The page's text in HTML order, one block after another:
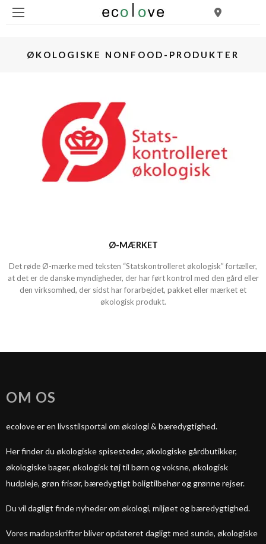
ØKOLOGISKE NONFOOD-PRODUKTER
Ø-MÆRKET
Det røde Ø-mærke med teksten “Statskontrolleret økologisk” fortæller,
at det er de danske myndigheder, der har ført kontrol med den gård eller
den virksomhed, der sidst har forarbejdet, pakket eller mærket et
økologisk produkt.
OM OS
ecolove er en livsstilsportal om økologi & bæredygtighed.
Her finder du økologiske spisesteder, økologiske gårdbutikker,
økologiske bager, økologisk tøj til børn og voksne, økologisk
hudpleje, grøn frisør, bæredygtigt boligtilbehør og grønne rejser.
Du vil dagligt finde nyheder om økologi, miljøet og bæredygtighed.
Vores madopskrifter bliver opdateret dagligt med sunde, økologiske